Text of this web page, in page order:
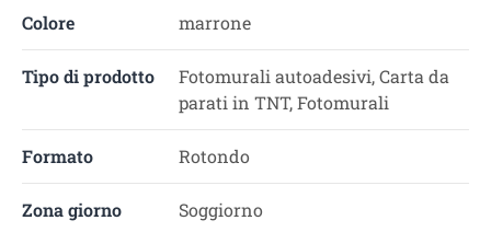
Colore marrone
Tipo di prodotto
Fotomurali autoadesivi, Carta da
parati in TNT, Fotomurali
Formato Rotondo
Zona giorno Soggiorno